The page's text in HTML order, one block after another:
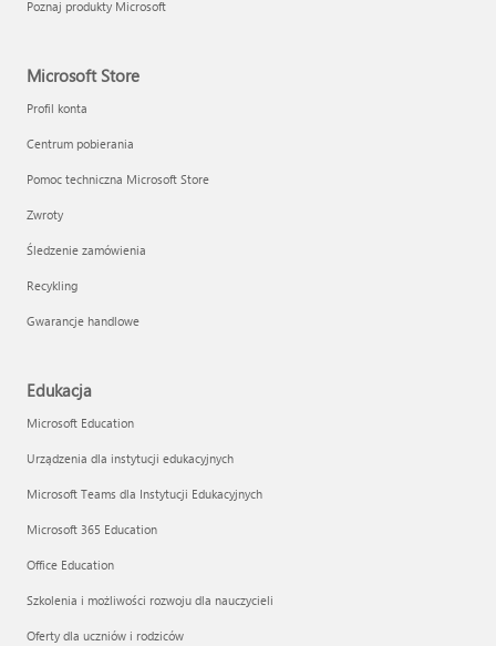
Poznaj produkty Microsoft
Microsoft Store
Profil konta
Centrum pobierania
Pomoc techniczna Microsoft Store
Zwroty
Śledzenie zamówienia
Recykling
Gwarancje handlowe
Edukacja
Microsoft Education
Urządzenia dla instytucji edukacyjnych
Microsoft Teams dla Instytucji Edukacyjnych
Microsoft 365 Education
Office Education
Szkolenia i możliwości rozwoju dla nauczycieli
Oferty dla uczniów i rodziców